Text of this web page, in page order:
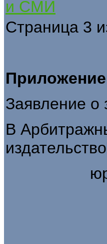
и СМИ
Страница 3
Заявление о
В